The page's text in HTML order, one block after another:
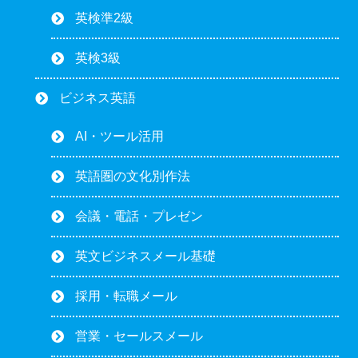
英検準2級
英検3級
ビジネス英語
AI・ツール活用
英語圏の文化別作法
会議・電話・プレゼン
英文ビジネスメール基礎
採用・転職メール
営業・セールスメール